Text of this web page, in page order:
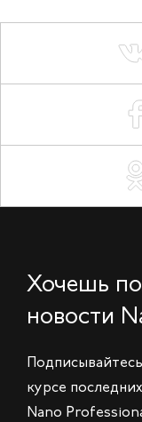
Хочешь
новости
курсе
Nano